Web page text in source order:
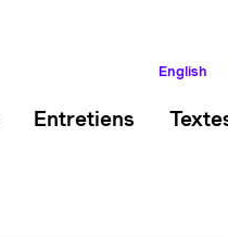
English
Entretiens